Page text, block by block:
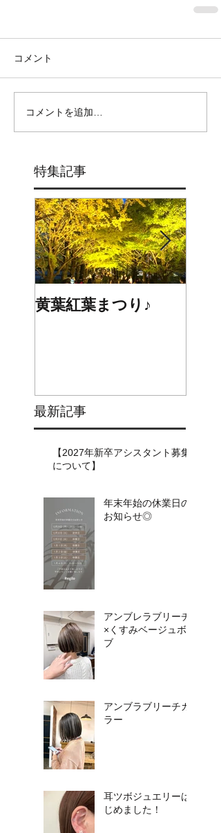
コメント
コメントを追加…
特集記事
黄葉紅葉まつり♪
最新記事
【2027年新卒アシスタント募集
について】​​
年末年始の休業日の
お知らせ◎
アンブレラブリーチ
×くすみベージュボ
ブ
アンブラブリーチカ
ラー
耳ツボジュエリーは
じめました！